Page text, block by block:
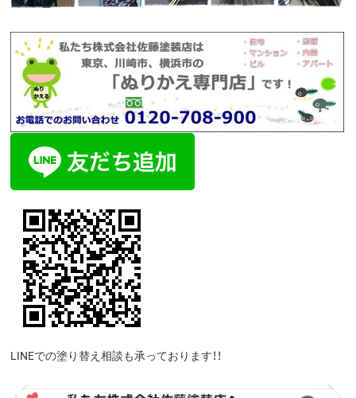
LINEでの塗り替え相談も承っております！！